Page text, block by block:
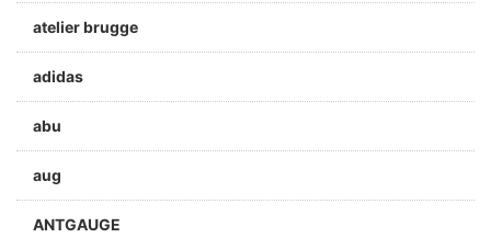
atelier brugge
adidas
abu
aug
ANTGAUGE